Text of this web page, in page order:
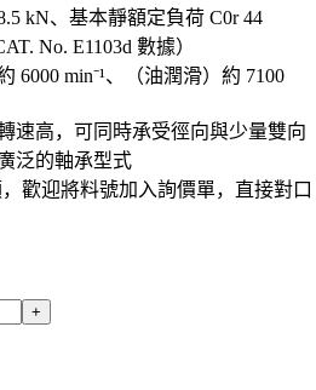
kN、基本靜額定負荷 C0r 44
No. E1103d 數據）
6000 min⁻¹、（油潤滑）約 7100
速高，可同時承受徑向與少量雙向
泛的軸承型式
歡迎將料號加入詢價單，直接對口
+